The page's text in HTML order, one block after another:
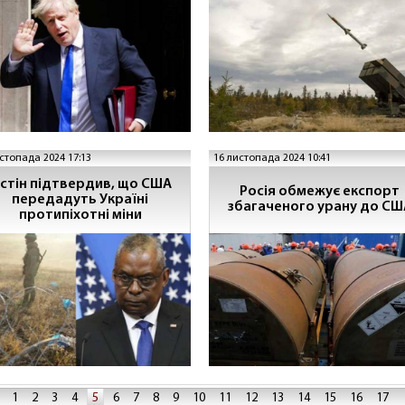
2024 17:13
підтвердив, що США
передадуть Україні
протипіхотні міни
16 листопада 2024 10:41
Росія обмежує експорт
збагаченого урану до
1 2 3 4 5 6 7 8 9 10 11 12 13 14 15 16 17